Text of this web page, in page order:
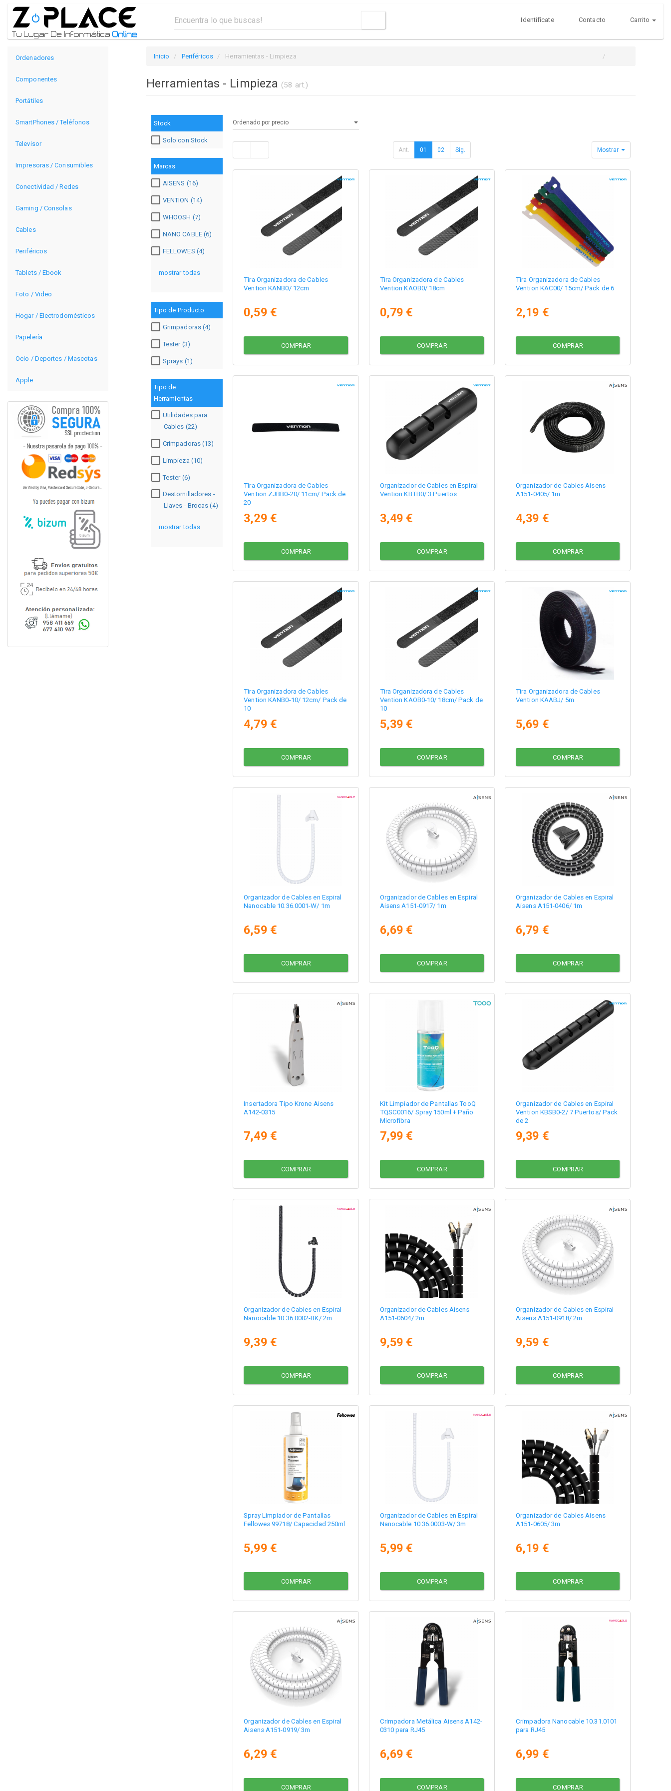
Identifícate Contacto Carrito
Ordenadores
Componentes
Portátiles
SmartPhones / Teléfonos
Televisor
Impresoras / Consumibles
Conectividad / Redes
Gaming / Consolas
Cables
Periféricos
Tablets / Ebook
Foto / Video
Hogar / Electrodomésticos
Papelería
Ocio / Deportes / Mascotas
Apple
Inicio Periféricos Herramientas - Limpieza
Herramientas - Limpieza (58 art.)
Stock
Solo con Stock
Marcas
AISENS (16)
VENTION (14)
WHOOSH (7)
NANO CABLE (6)
FELLOWES (4)
mostrar todas
Tipo de Producto
Grimpadoras (4)
Tester (3)
Sprays (1)
Tipo de
Herramientas
Utilidades para
Cables (22)
Crimpadoras (13)
Limpieza (10)
Tester (6)
Destornilladores -
Llaves - Brocas (4)
mostrar todas
Ant. 01 02 Sig. Mostrar
Tira Organizadora de Cables
Vention KANB0/ 12cm
0,59 €
COMPRAR
Tira Organizadora de Cables
Vention KAOB0/ 18cm
0,79 €
COMPRAR
Tira Organizadora de Cables
Vention KAC00/ 15cm/ Pack de 6
2,19 €
COMPRAR
Tira Organizadora de Cables
Vention ZJBB0-20/ 11cm/ Pack de
20
3,29 €
COMPRAR
Organizador de Cables en Espiral
Vention KBTB0/ 3 Puertos
3,49 €
COMPRAR
Organizador de Cables Aisens
A151-0405/ 1m
4,39 €
COMPRAR
Tira Organizadora de Cables
Vention KANB0-10/ 12cm/ Pack de
10
4,79 €
COMPRAR
Tira Organizadora de Cables
Vention KAOB0-10/ 18cm/ Pack de
10
5,39 €
COMPRAR
Tira Organizadora de Cables
Vention KAABJ/ 5m
5,69 €
COMPRAR
Organizador de Cables en Espiral
Nanocable 10.36.0001-W/ 1m
6,59 €
COMPRAR
Organizador de Cables en Espiral
Aisens A151-0917/ 1m
6,69 €
COMPRAR
Organizador de Cables en Espiral
Aisens A151-0406/ 1m
6,79 €
COMPRAR
Insertadora Tipo Krone Aisens
A142-0315
7,49 €
COMPRAR
Kit Limpiador de Pantallas TooQ
TQSC0016/ Spray 150ml + Paño
Microfibra
7,99 €
COMPRAR
Organizador de Cables en Espiral
Vention KBSB0-2/ 7 Puertos/ Pack
de 2
9,39 €
COMPRAR
Organizador de Cables en Espiral
Nanocable 10.36.0002-BK/ 2m
9,39 €
COMPRAR
Organizador de Cables Aisens
A151-0604/ 2m
9,59 €
COMPRAR
Organizador de Cables en Espiral
Aisens A151-0918/ 2m
9,59 €
COMPRAR
Spray Limpiador de Pantallas
Fellowes 99718/ Capacidad 250ml
5,99 €
COMPRAR
Organizador de Cables en Espiral
Nanocable 10.36.0003-W/ 3m
5,99 €
COMPRAR
Organizador de Cables Aisens
A151-0605/ 3m
6,19 €
COMPRAR
Organizador de Cables en Espiral
Aisens A151-0919/ 3m
6,29 €
COMPRAR
Crimpadora Metálica Aisens A142-
0310 para RJ45
6,69 €
COMPRAR
Crimpadora Nanocable 10.31.0101
para RJ45
6,99 €
COMPRAR